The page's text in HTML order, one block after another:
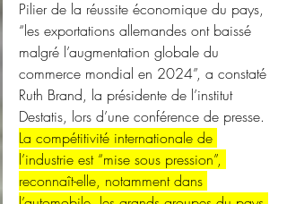
Pilier de la réussite économique du pays,
“les exportations allemandes ont baissé
malgré l’augmentation globale du
commerce mondial en 2024”, a constaté
Ruth Brand, la présidente de l’institut
Destatis, lors d’une conférence de presse.
La compétitivité internationale de
l’industrie est “mise sous pression”,
reconnaît-elle, notamment dans